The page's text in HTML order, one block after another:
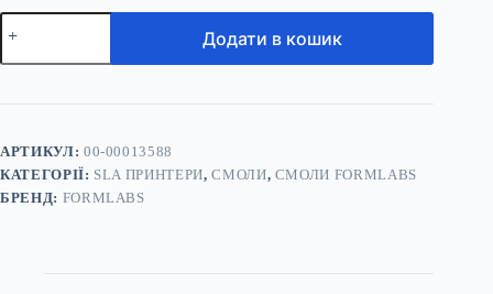
Смола
Formlabs
BioMed
кількість
Додати в кошик
АРТИКУЛ: 00-00013588
КАТЕГОРІЇ: SLA ПРИНТЕРИ,СМОЛИ, СМОЛИ FORMLABS
БРЕНД: FORMLABS